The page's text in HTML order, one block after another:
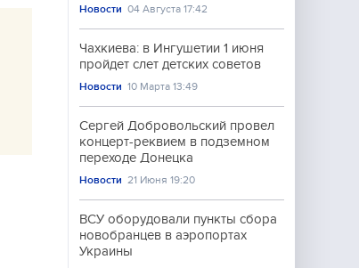
Новости 04 Августа 17:42
Чахкиева: в Ингушетии 1 июня
пройдет слет детских советов
Новости 10 Марта 13:49
Сергей Добровольский провел
концерт-реквием в подземном
переходе Донецка
Новости 21 Июня 19:20
ВСУ оборудовали пункты сбора
новобранцев в аэропортах
Украины